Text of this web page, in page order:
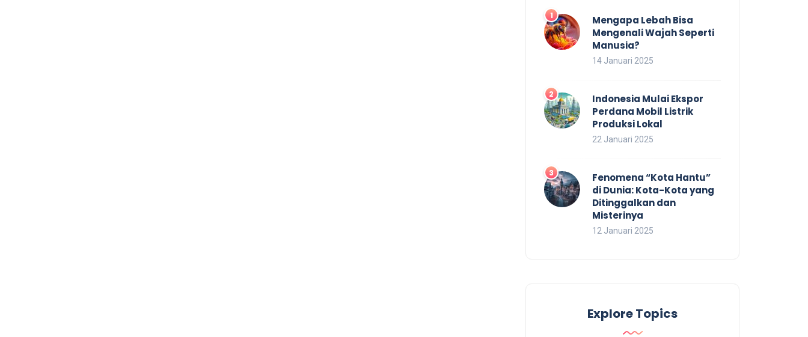
Mengapa Lebah Bisa
Mengenali Wajah Seperti
Manusia?
14 Januari 2025
Indonesia Mulai Ekspor
Perdana Mobil Listrik
Produksi Lokal
22 Januari 2025
Fenomena “Kota Hantu”
di Dunia: Kota-Kota yang
Ditinggalkan dan
Misterinya
12 Januari 2025
Explore Topics